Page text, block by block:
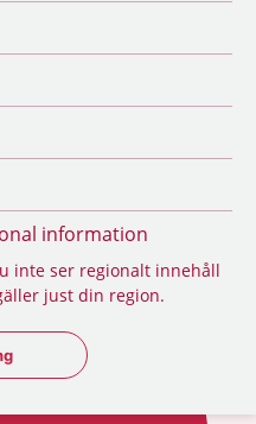
information
inte ser regionalt innehåll
just din region.
regionsväljaren